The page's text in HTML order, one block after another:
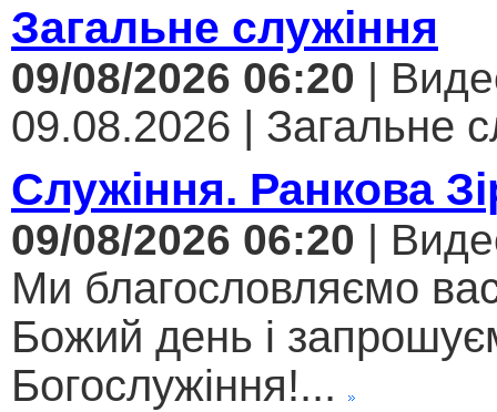
Загальне служіння
09/08/2026 06:20 |
09.08.2026 | Загальне
Служіння. Ранкова
09/08/2026 06:20 |
Ми благословляємо
Божий день і
Богослужіння!...